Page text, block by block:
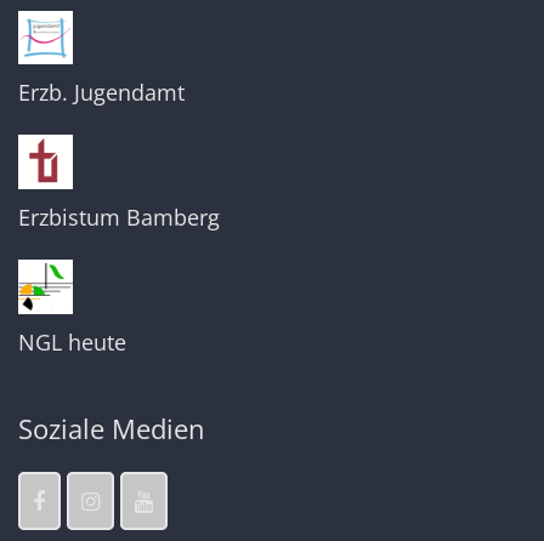
Erzb. Jugendamt
Erzbistum Bamberg
NGL heute
Soziale Medien